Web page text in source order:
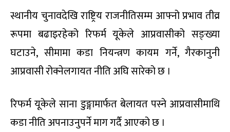
स्थानीय चुनावदेखि राष्ट्रिय राजनीतिसम्म आफ्नो प्रभाव तीव्र
रूपमा बढाइरहेको रिफर्म यूकेले आप्रवासीको सङ्ख्या
घटाउने, सीमामा कडा नियन्त्रण कायम गर्ने, गैरकानुनी
आप्रवासी रोक्नेलगायत नीति अघि सारेको छ ।
रिफर्म यूकेले साना डुङ्गामार्फत बेलायत पस्ने आप्रवासीमाथि
कडा नीति अपनाउनुपर्ने माग गर्दै आएको छ ।